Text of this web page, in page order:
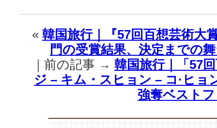
｜
タ
ー
ト
ア
ッ
プ
』
« 韓国旅行｜『57回百想芸術大
門の受賞結果、決定までの
｜前の記事 → 韓国旅行｜「57
ジ – キム・スヒョン – コ·ヒ
強奪ベスト